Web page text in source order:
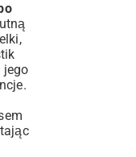
jego